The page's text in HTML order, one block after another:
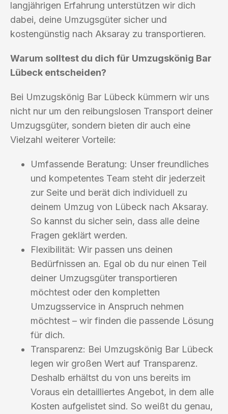
langjährigen Erfahrung unterstützen wir dich
dabei, deine Umzugsgüter sicher und
kostengünstig nach Aksaray zu transportieren.
Warum solltest du dich für Umzugskönig Bar
Lübeck entscheiden?
Bei Umzugskönig Bar Lübeck kümmern wir uns
nicht nur um den reibungslosen Transport deiner
Umzugsgüter, sondern bieten dir auch eine
Vielzahl weiterer Vorteile:
Umfassende Beratung: Unser freundliches
und kompetentes Team steht dir jederzeit
zur Seite und berät dich individuell zu
deinem Umzug von Lübeck nach Aksaray.
So kannst du sicher sein, dass alle deine
Fragen geklärt werden.
Flexibilität: Wir passen uns deinen
Bedürfnissen an. Egal ob du nur einen Teil
deiner Umzugsgüter transportieren
möchtest oder den kompletten
Umzugsservice in Anspruch nehmen
möchtest – wir finden die passende Lösung
für dich.
Transparenz: Bei Umzugskönig Bar Lübeck
legen wir großen Wert auf Transparenz.
Deshalb erhältst du von uns bereits im
Voraus ein detailliertes Angebot, in dem alle
Kosten aufgelistet sind. So weißt du genau,